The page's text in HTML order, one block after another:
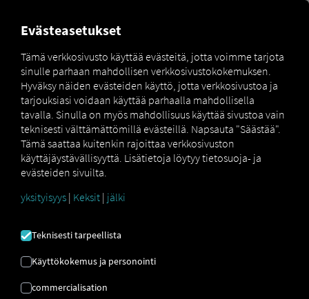
Marketplace Connectors Strada Connect
STRADA YHDISTÄ
Ulkoisen palveluntarjoajan integrointi
Käytätkö joStrada
tiedoilla. Tarvitset vain pääsyn
Evästeasetukset
Tämä verkkosivusto käyttää evästeitä, jotta voimme tarjota
sinulle parhaan mahdollisen verkkosivustokokemuksen.
Hyväksy näiden evästeiden käyttö, jotta verkkosivustoa ja
tarjouksiasi voidaan käyttää parhaalla mahdollisella
tavalla. Sinulla on myös mahdollisuus käyttää sivustoa vain
teknisesti välttämättömillä evästeillä. Napsauta "Säästää".
Tämä saattaa kuitenkin rajoittaa verkkosivuston
käyttäjäystävällisyyttä. Lisätietoja löytyy tietosuoja- ja
evästeiden sivuilta.
yksityisyys | Keksit | jälki
Teknisesti tarpeellista
Käyttökokemus ja personointi
commercialisation